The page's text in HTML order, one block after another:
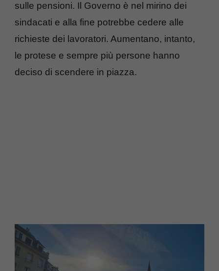
sulle pensioni. Il Governo è nel mirino dei
sindacati e alla fine potrebbe cedere alle
richieste dei lavoratori. Aumentano, intanto,
le protese e sempre più persone hanno
deciso di scendere in piazza.